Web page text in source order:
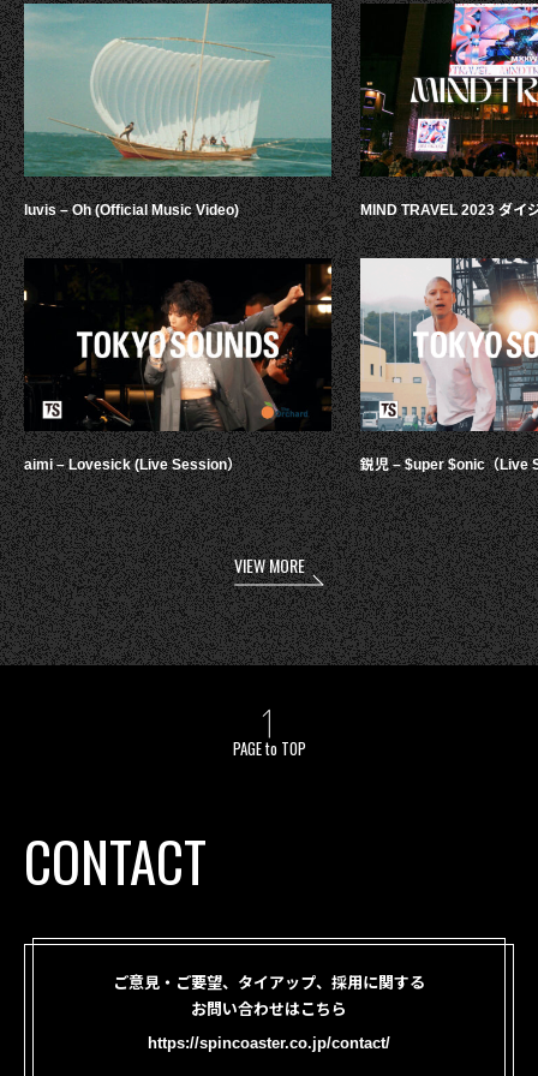
luvis – Oh (Official Music Video)
aimi – Lovesick (Live Session）
MIND TRAVEL 2023 ダイ
鋭児 – $uper $onic（Live
VIEW MORE
PAGE to TOP
CONTACT
ご意見・ご要望、タイアップ、採用に関する
お問い合わせはこちら
https://spincoaster.co.jp/contact/